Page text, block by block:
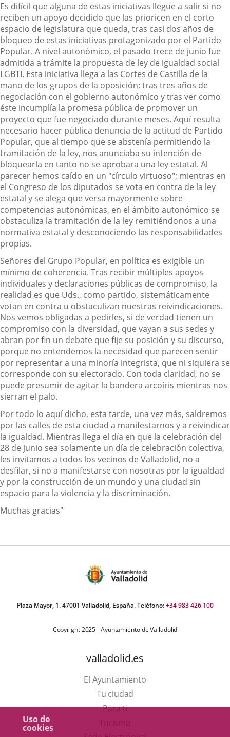
Uso de
cookies
Es difícil que alguna de estas iniciativas llegue a salir si no
reciben un apoyo decidido que las prioricen en el corto
espacio de legislatura que queda, tras casi dos años de
bloqueo de estas iniciativas protagonizado por el Partido
Popular. A nivel autonómico, el pasado trece de junio fue
admitida a trámite la propuesta de ley de igualdad social
LGBTI. Esta iniciativa llega a las Cortes de Castilla de la
mano de los grupos de la oposición; tras tres años de
negociación con el gobierno autonómico y tras ver como
éste incumplía la promesa pública de promover un
proyecto que fue negociado durante meses. Aquí resulta
necesario hacer pública denuncia de la actitud de Partido
Popular, que al tiempo que se abstenía permitiendo la
tramitación de la ley, nos anunciaba su intención de
bloquearla en tanto no se aprobara una ley estatal. Al
parecer hemos caído en un "círculo virtuoso"; mientras en
el Congreso de los diputados se vota en contra de la ley
estatal y se alega que versa mayormente sobre
competencias autonómicas, en el ámbito autonómico se
obstaculiza la tramitación de la ley remitiéndonos a una
normativa estatal y desconociendo las responsabilidades
propias.
Señores del Grupo Popular, en política es exigible un
mínimo de coherencia. Tras recibir múltiples apoyos
individuales y declaraciones públicas de compromiso, la
realidad es que Uds., como partido, sistemáticamente
votan en contra u obstaculizan nuestras reivindicaciones.
Nos vemos obligadas a pedirles, si de verdad tienen un
compromiso con la diversidad, que vayan a sus sedes y
abran por fin un debate que fije su posición y su discurso,
porque no entendemos la necesidad que parecen sentir
por representar a una minoría integrista, que ni siquiera se
corresponde con su electorado. Con toda claridad, no se
puede presumir de agitar la bandera arcoíris mientras nos
sierran el palo.
Por todo lo aquí dicho, esta tarde, una vez más, saldremos
por las calles de esta ciudad a manifestarnos y a reivindicar
la igualdad. Mientras llega el día en que la celebración del
28 de junio sea solamente un día de celebración colectiva,
les invitamos a todos los vecinos de Valladolid, no a
desfilar, si no a manifestarse con nosotras por la igualdad
y por la construcción de un mundo y una ciudad sin
espacio para la violencia y la discriminación.
Muchas gracias"
Plaza Mayor, 1. 47001 Valladolid, España. Teléfono:+34 983 426 100
Copyright 2025 - Ayuntamiento de Valladolid
valladolid.es
El Ayuntamiento
Tu ciudad
Para ti